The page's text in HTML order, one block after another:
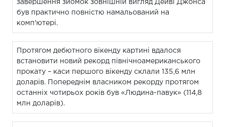
завершення зйомок зовнішній вигляд Дейві Джонса
був практично повністю намальований на
комп'ютері.
Протягом дебютного вікенду картині вдалося
встановити новий рекорд північноамериканського
прокату – каси першого вікенду склали 135,6 млн
доларів. Попереднім власником рекорду протягом
останніх чотирьох років був «Людина-павук» (114,8
млн доларів).